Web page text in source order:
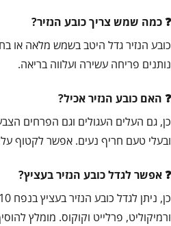
כמה שמש צריך כובע הנזיר?
כובע הנזיר גדל היטב בשמש מלאה או
נותנים פריחה עשירה ועלווה בריאה.
האם כובע הנזיר אכיל?
כן, גם העלים העגולים וגם הפרחים
ובעלי טעם חריף נעים. אפשר לקטוף עלים כבר 3-5
אפשר לגדל כובע הנזיר בעציץ?
ורמיקוליט, פרלייט וקוקוס. מומלץ